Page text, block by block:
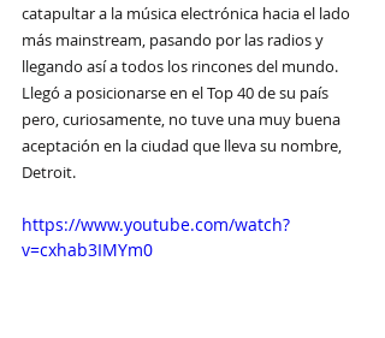
catapultar a la música electrónica hacia el lado
más mainstream, pasando por las radios y
llegando así a todos los rincones del mundo.
Llegó a posicionarse en el Top 40 de su país
pero, curiosamente, no tuve una muy buena
aceptación en la ciudad que lleva su nombre,
Detroit.
https://www.youtube.com/watch?
v=cxhab3IMYm0